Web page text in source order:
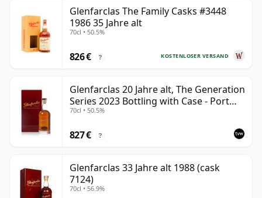
Glenfarclas The Family Casks #3448
1986 35 Jahre alt
70cl • 50.5%
KOSTENLOSER VERSAND
826 € ?
Glenfarclas 20 Jahre alt, The Generation
Series 2023 Bottling with Case - Port
Pipe #1355
70cl • 50.5%
827 € ?
Glenfarclas 33 Jahre alt 1988 (cask
7124)
70cl • 56.9%